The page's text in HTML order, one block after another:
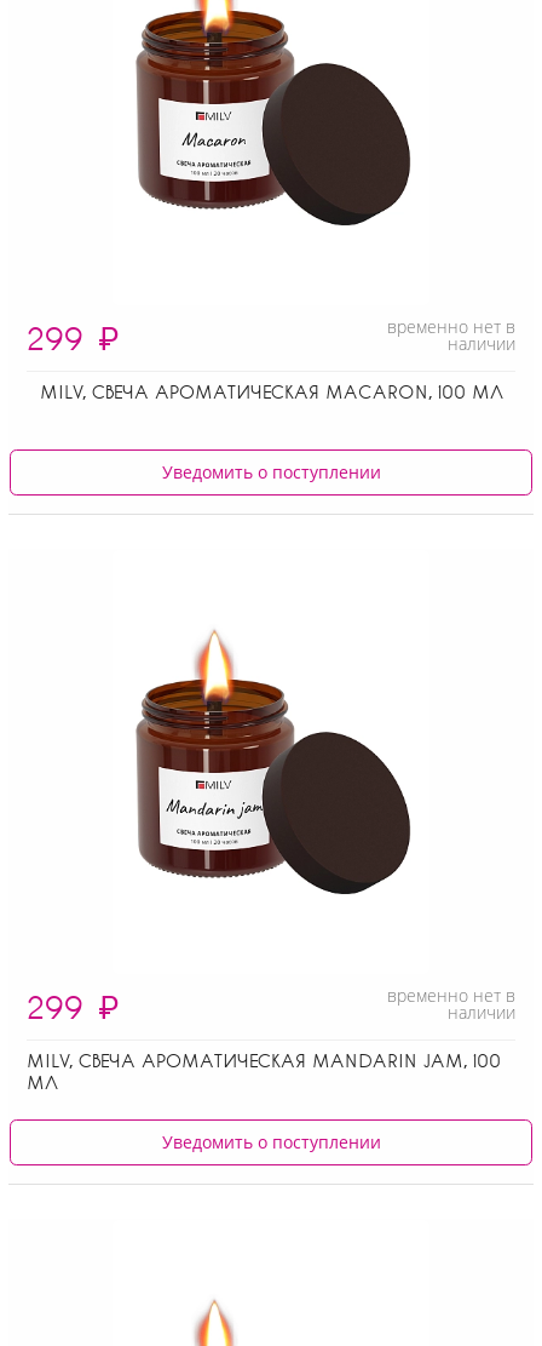
299 ₽ временно нет в
наличии
MILV, СВЕЧА АРОМАТИЧЕСКАЯ MACARON, 100 МЛ
Уведомить о поступлении
299 ₽ временно нет в
наличии
MILV, СВЕЧА АРОМАТИЧЕСКАЯ MANDARIN JAM, 100
МЛ
Уведомить о поступлении